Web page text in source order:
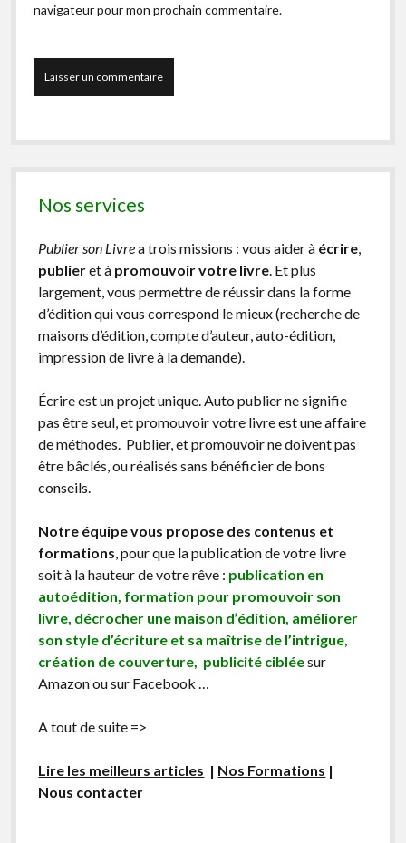
navigateur pour mon prochain commentaire.
Nos services
Publier son Livrea trois missions : vous aider à écrire,
publieret à promouvoir votre livre. Et plus
largement, vous permettre de réussir dans la forme
d’édition qui vous correspond le mieux (recherche de
maisons d’édition, compte d’auteur, auto-édition,
impression de livre à la demande).
Écrire est un projet unique. Auto publier ne signifie
pas être seul, et promouvoir votre livre est une affaire
de méthodes. Publier, et promouvoir ne doivent pas
être bâclés, ou réalisés sans bénéficier de bons
conseils.
Notre équipe vous propose des contenus et
formations, pour que la publication de votre livre
soit à la hauteur de votre rêve : publication en
autoédition, formation pour promouvoir son
livre, décrocher une maison d’édition, améliorer
son style d’écriture et sa maîtrise de l’intrigue,
création de couverture, publicité cibléesur
Amazon ou sur Facebook …
A tout de suite =>
Lire les meilleurs articles | Nos Formations |
Nous contacter